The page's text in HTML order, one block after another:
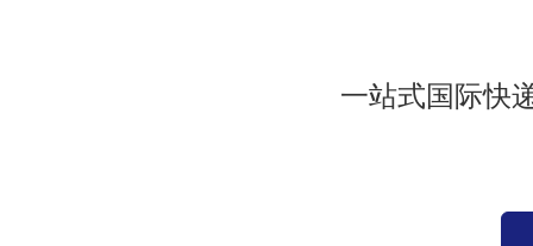
一站式国际快